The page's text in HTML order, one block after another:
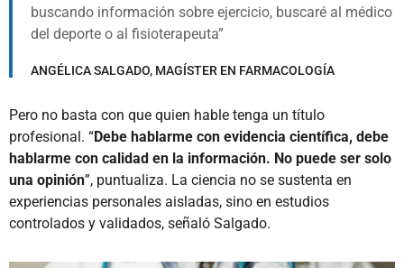
buscando información sobre ejercicio, buscaré al médico
del deporte o al fisioterapeuta
ANGÉLICA SALGADO, MAGÍSTER EN FARMACOLOGÍA
Pero no basta con que quien hable tenga un título
profesional. “Debe hablarme con evidencia científica, debe
hablarme con calidad en la información. No puede ser solo
una opinión”, puntualiza. La ciencia no se sustenta en
experiencias personales aisladas, sino en estudios
controlados y validados, señaló Salgado.